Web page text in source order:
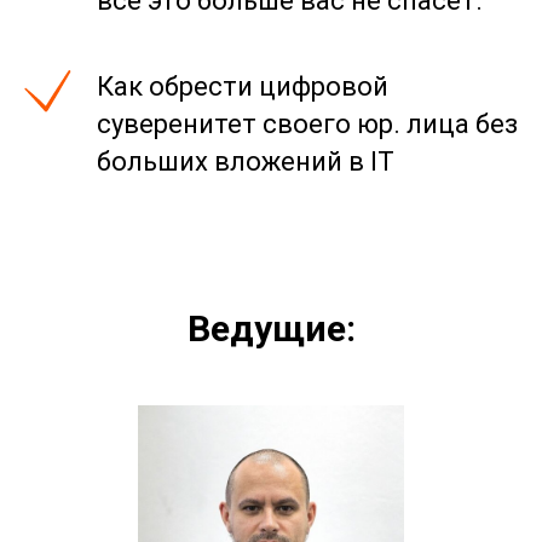
Как обрести цифровой
суверенитет своего юр. лица без
больших вложений в IT
Ведущие: